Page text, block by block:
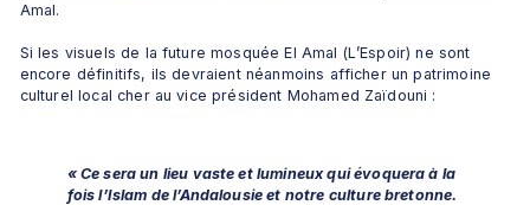
Amal.
Si les visuels de la future mosquée El Amal (L’Espoir) ne sont
encore définitifs, ils devraient néanmoins afficher un patrimoine
culturel local cher au vice président Mohamed Zaïdouni :
« Ce sera un lieu vaste et lumineux qui évoquera à la
fois l’Islam de l’Andalousie et notre culture bretonne.